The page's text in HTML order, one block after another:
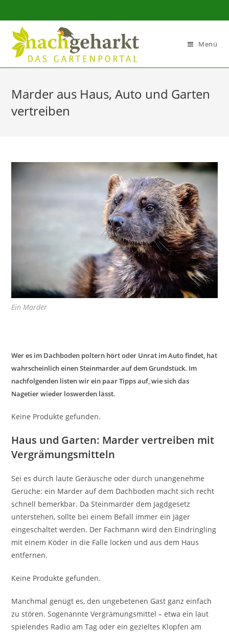
Sidebar-
Inhalt
Menü
Marder aus Haus, Auto und Garten
vertreiben
Ein Marder
Wer es im Dachboden poltern hört oder Unrat im Auto findet, hat
wahrscheinlich einen Steinmarder auf dem Grundstück. Im
nachfolgenden listen wir ein paar Tipps auf, wie sich das
Nagetier wieder loswerden lässt.
Keine Produkte gefunden.
Haus und Garten: Marder vertreiben mit
Vergrämungsmitteln
Sei es durch laute Geräusche oder durch unangenehme
Gerüche: ein Marder auf dem Dachboden macht sich recht
schnell bemerkbar. Da Steinmarder dem Jagdgesetz
unterstehen, sollte bei einem Befall immer ein Jäger
eingeschaltet werden. Der Fachmann wird den Eindringling
mit einem Köder in die Falle locken und aus dem Haus
entfernen.
Keine Produkte gefunden.
Manchmal genügt es, den ungebetenen Gast ganz einfach
zu stören. Sogenannte Vergrämungsmittel – etwa ein laut
spielendes Radio am Tag oder ein gezieltes Klopfen am